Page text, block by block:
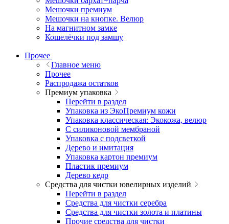
Мешочки премиум
Мешочки на кнопке. Велюр
На магнитном замке
Кошелёчки под замшу
Прочее
Главное меню
Прочее
Распродажа остатков
Премиум упаковка
Перейти в раздел
Упаковка из ЭкоПремиум кожи
Упаковка классическая: Экокожа, велюр
С силиконовой мембраной
Упаковка с подсветкой
Дерево и имитация
Упаковка картон премиум
Пластик премиум
Дерево кедр
Средства для чистки ювелирных изделий
Перейти в раздел
Средства для чистки серебра
Средства для чистки золота и платины
Прочие средства для чистки